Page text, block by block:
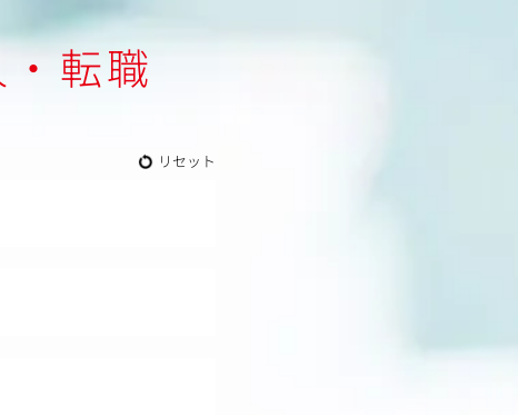
転職
リセット